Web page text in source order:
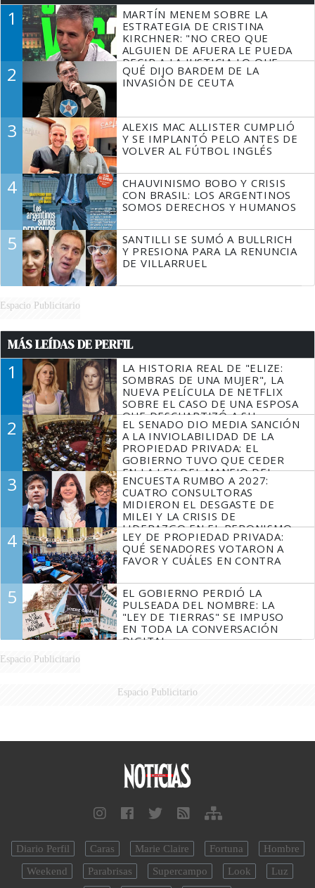
1
MARTÍN MENEM SOBRE LA
ESTRATEGIA DE CRISTINA
KIRCHNER: "NO CREO QUE
ALGUIEN DE AFUERA LE PUEDA
DECIR A LA JUSTICIA LO QUE
TIENE QUE HACER"
2
QUÉ DIJO BARDEM DE LA
INVASIÓN DE CEUTA
3
ALEXIS MAC ALLISTER CUMPLIÓ
Y SE IMPLANTÓ PELO ANTES DE
VOLVER AL FÚTBOL INGLÉS
4
CHAUVINISMO BOBO Y CRISIS
CON BRASIL: LOS ARGENTINOS
SOMOS DERECHOS Y HUMANOS
5
SANTILLI SE SUMÓ A BULLRICH
Y PRESIONA PARA LA RENUNCIA
DE VILLARRUEL
Espacio Publicitario
MÁS LEÍDAS DE PERFIL
1
LA HISTORIA REAL DE "ELIZE:
SOMBRAS DE UNA MUJER", LA
NUEVA PELÍCULA DE NETFLIX
SOBRE EL CASO DE UNA ESPOSA
QUE DESCUARTIZÓ A SU
MARIDO
2
EL SENADO DIO MEDIA SANCIÓN
A LA INVIOLABILIDAD DE LA
PROPIEDAD PRIVADA: EL
GOBIERNO TUVO QUE CEDER
EN LA LEY DEL MANEJO DEL
FUEGO
3
ENCUESTA RUMBO A 2027:
CUATRO CONSULTORAS
MIDIERON EL DESGASTE DE
MILEI Y LA CRISIS DE
LIDERAZGO EN EL PERONISMO
4
LEY DE PROPIEDAD PRIVADA:
QUÉ SENADORES VOTARON A
FAVOR Y CUÁLES EN CONTRA
5
EL GOBIERNO PERDIÓ LA
PULSEADA DEL NOMBRE: LA
"LEY DE TIERRAS" SE IMPUSO
EN TODA LA CONVERSACIÓN
DIGITAL
Espacio Publicitario
Espacio Publicitario
Diario Perfil Caras Marie Claire Fortuna
Hombre
Weekend
Parabrisas Supercampo Look
Luz